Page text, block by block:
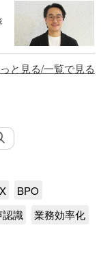
と見る/一覧で見る
BPO
識 業務効率化